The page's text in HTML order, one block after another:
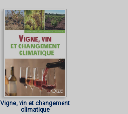
Vigne, vin et changement
climatique